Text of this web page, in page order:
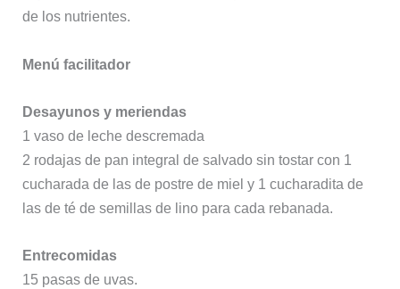
de los nutrientes.
Menú facilitador
Desayunos y meriendas
1 vaso de leche descremada
2 rodajas de pan integral de salvado sin tostar con 1
cucharada de las de postre de miel y 1 cucharadita de
las de té de semillas de lino para cada rebanada.
Entrecomidas
15 pasas de uvas.